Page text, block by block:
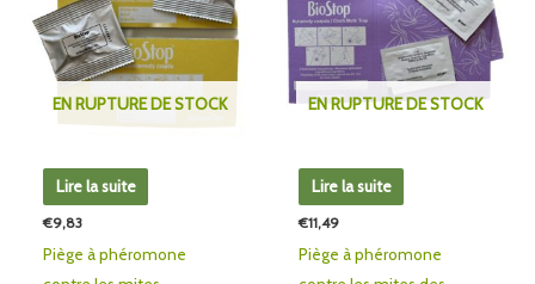
EN RUPTURE DE STOCK
Lire la suite
€9,83
Piège à phéromone
EN RUPTURE DE STOCK
Lire la suite
€11,49
Piège à phéromone